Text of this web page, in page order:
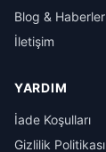
Blog & Haberler
İletişim
YARDIM
İade Koşulları
Gizlilik Politikası